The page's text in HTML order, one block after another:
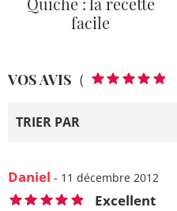
facile
VOS AVIS (
TRIER PAR
Daniel - 11 décembre 2012
Excellent